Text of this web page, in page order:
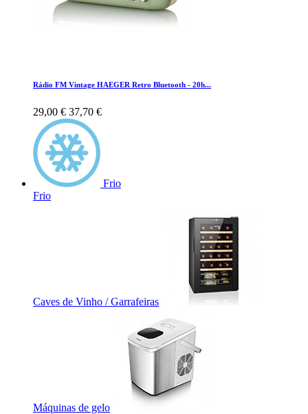
Rádio FM Vintage HAEGER Retro Bluetooth - 20h...
29,00 € 37,70 €
Frio
Frio
Caves de Vinho / Garrafeiras
Máquinas de gelo